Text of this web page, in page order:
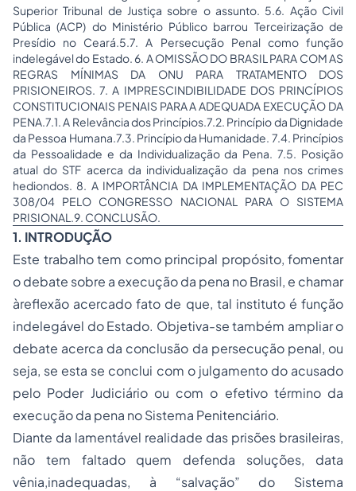
Superior Tribunal de Justiça sobre o assunto. 5.6. Ação Civil
Pública (ACP) do Ministério Público barrou Terceirização de
Presídio no Ceará.5.7. A Persecução Penal como função
indelegável do Estado. 6. A OMISSÃO DO BRASIL PARA COM AS
REGRAS MÍNIMAS DA ONU PARA TRATAMENTO DOS
PRISIONEIROS. 7. A IMPRESCINDIBILIDADE DOS PRINCÍPIOS
CONSTITUCIONAIS PENAIS PARA A ADEQUADA EXECUÇÃO DA
PENA.7.1. A Relevância dos Princípios.7.2. Princípio da Dignidade
da Pessoa Humana.7.3. Princípio da Humanidade. 7.4. Princípios
da Pessoalidade e da Individualização da Pena. 7.5. Posição
atual do STF acerca da individualização da pena nos crimes
hediondos. 8. A IMPORTÂNCIA DA IMPLEMENTAÇÃO DA PEC
308/04 PELO CONGRESSO NACIONAL PARA O SISTEMA
PRISIONAL.9. CONCLUSÃO.
1. INTRODUÇÃO
Este trabalho tem como principal propósito, fomentar
o debate sobre a execução da pena no Brasil, e chamar
àreflexão acercado fato de que, tal instituto é função
indelegável do Estado. Objetiva-se também ampliar o
debate acerca da conclusão da persecução penal, ou
seja, se esta se conclui com o julgamento do acusado
pelo Poder Judiciário ou com o efetivo término da
execução da pena no Sistema Penitenciário.
Diante da lamentável realidade das prisões brasileiras,
não tem faltado quem defenda soluções, data
vênia,inadequadas, à “salvação” do Sistema